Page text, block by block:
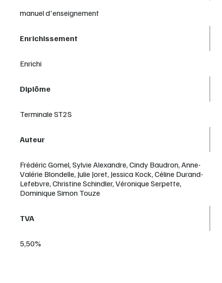
manuel d'enseignement
Enrichissement
Enrichi
Diplôme
Terminale ST2S
Auteur
Frédéric Gomel, Sylvie Alexandre, Cindy Baudron, Anne-
Valérie Blondelle, Julie Joret, Jessica Kock, Céline Durand-
Lefebvre, Christine Schindler, Véronique Serpette,
Dominique Simon Touze
TVA
5,50%